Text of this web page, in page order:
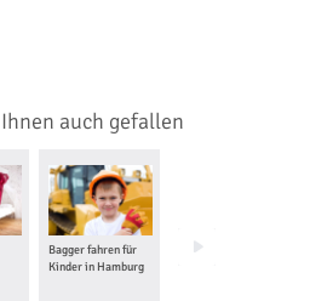
auch gefallen
Bagger fahren für
Kinder in Hamburg
Romantisches